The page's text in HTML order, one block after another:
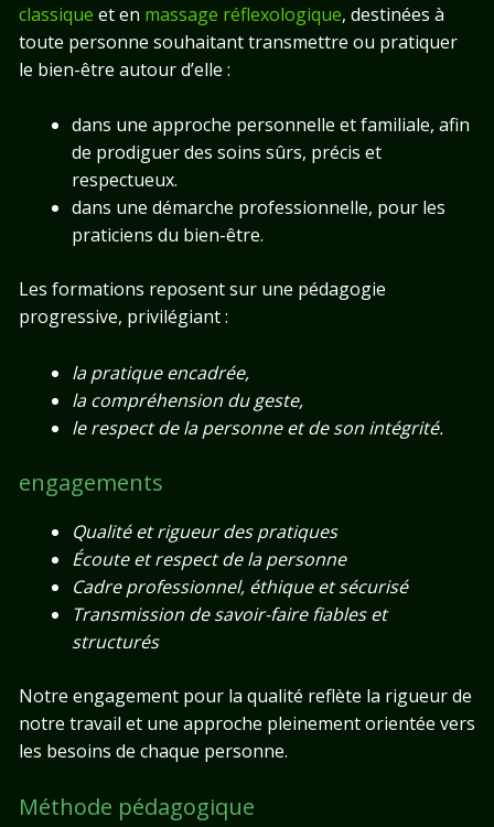
classique et en massage réflexologique, destinées à
toute personne souhaitant transmettre ou pratiquer
le bien-être autour d’elle :
dans une approche personnelle et familiale, afin
de prodiguer des soins sûrs, précis et
respectueux.
dans une démarche professionnelle, pour les
praticiens du bien-être.
Les formations reposent sur une pédagogie
progressive, privilégiant :
la pratique encadrée,
la compréhension du geste,
le respect de la personne et de son intégrité.
engagements
Qualité et rigueur des pratiques
Écoute et respect de la personne
Cadre professionnel, éthique et sécurisé
Transmission de savoir-faire fiables et
structurés
Notre engagement pour la qualité reflète la rigueur de
notre travail et une approche pleinement orientée vers
les besoins de chaque personne.
Méthode pédagogique